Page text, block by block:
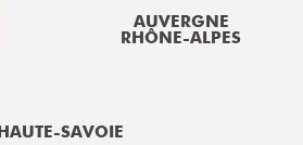
AUVERGNE
RHÔNE-ALPES
HAUTE-SAVOIE